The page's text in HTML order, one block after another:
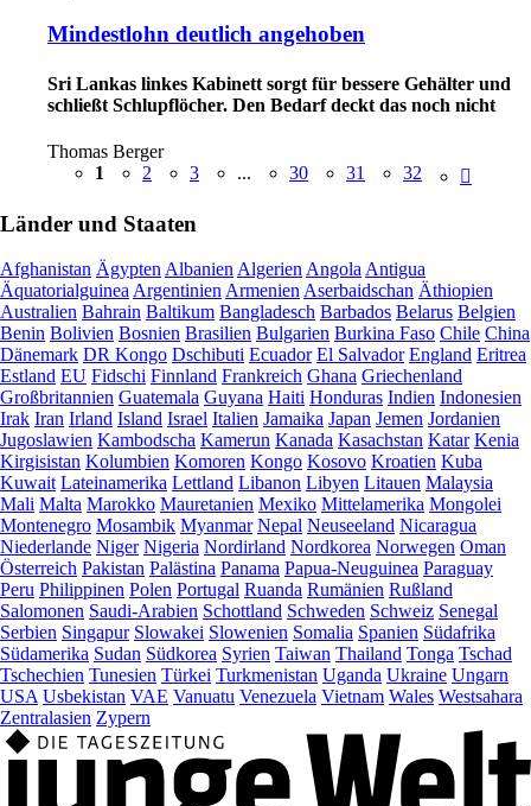
Mindestlohn deutlich angehoben
Sri Lankas linkes Kabinett sorgt für bessere Gehälter und
schließt Schlupflöcher. Den Bedarf deckt das noch nicht
Thomas Berger
1
2 3 ... 30 31 32
Länder und Staaten
Afghanistan ÄgyptenAlbanienAlgerienAngolaAntigua
ÄquatorialguineaArgentinienArmenienAserbaidschan Äthiopien
Australien Bahrain Baltikum Bangladesch Barbados Belarus Belgien
Benin Bolivien Bosnien Brasilien Bulgarien Burkina Faso Chile China
Dänemark DR Kongo Dschibuti Ecuador El Salvador England Eritrea
Estland EU Fidschi Finnland Frankreich Ghana Griechenland
Großbritannien Guatemala Guyana Haiti Honduras Indien Indonesien
Irak Iran Irland Island Israel Italien Jamaika Japan Jemen Jordanien
Jugoslawien Kambodscha Kamerun Kanada Kasachstan Katar Kenia
Kirgisistan Kolumbien Komoren Kongo Kosovo Kroatien Kuba
Kuwait Lateinamerika Lettland Libanon Libyen Litauen Malaysia
Mali Malta Marokko Mauretanien Mexiko Mittelamerika Mongolei
Montenegro Mosambik Myanmar Nepal Neuseeland Nicaragua
Niederlande Niger Nigeria Nordirland Nordkorea Norwegen Oman
Österreich Pakistan Palästina Panama Papua-Neuguinea Paraguay
Peru Philippinen Polen Portugal Ruanda Rumänien Rußland
Salomonen Saudi-Arabien Schottland Schweden Schweiz Senegal
Serbien Singapur Slowakei Slowenien Somalia Spanien Südafrika
Südamerika Sudan Südkorea Syrien Taiwan Thailand Tonga Tschad
Tschechien Tunesien Türkei Turkmenistan Uganda Ukraine Ungarn
USA Usbekistan VAE Vanuatu Venezuela Vietnam Wales Westsahara
Zentralasien Zypern